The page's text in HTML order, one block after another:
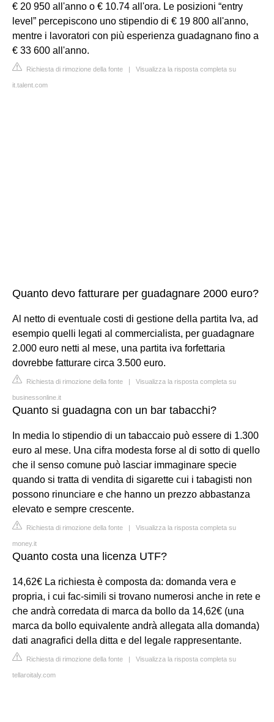
€ 20 950 all'anno o € 10.74 all'ora. Le posizioni “entry
level” percepiscono uno stipendio di € 19 800 all'anno,
mentre i lavoratori con più esperienza guadagnano fino a
€ 33 600 all'anno.
Richiesta di rimozione della fonte | Visualizza la risposta completa su
it.talent.com
Quanto devo fatturare per guadagnare 2000 euro?
Al netto di eventuale costi di gestione della partita Iva, ad
esempio quelli legati al commercialista, per guadagnare
2.000 euro netti al mese, una partita iva forfettaria
dovrebbe fatturare circa 3.500 euro.
Richiesta di rimozione della fonte | Visualizza la risposta completa su
businessonline.it
Quanto si guadagna con un bar tabacchi?
In media lo stipendio di un tabaccaio può essere di 1.300
euro al mese. Una cifra modesta forse al di sotto di quello
che il senso comune può lasciar immaginare specie
quando si tratta di vendita di sigarette cui i tabagisti non
possono rinunciare e che hanno un prezzo abbastanza
elevato e sempre crescente.
Richiesta di rimozione della fonte | Visualizza la risposta completa su
money.it
Quanto costa una licenza UTF?
14,62€ La richiesta è composta da: domanda vera e
propria, i cui fac-simili si trovano numerosi anche in rete e
che andrà corredata di marca da bollo da 14,62€ (una
marca da bollo equivalente andrà allegata alla domanda)
dati anagrafici della ditta e del legale rappresentante.
Richiesta di rimozione della fonte | Visualizza la risposta completa su
tellaroitaly.com